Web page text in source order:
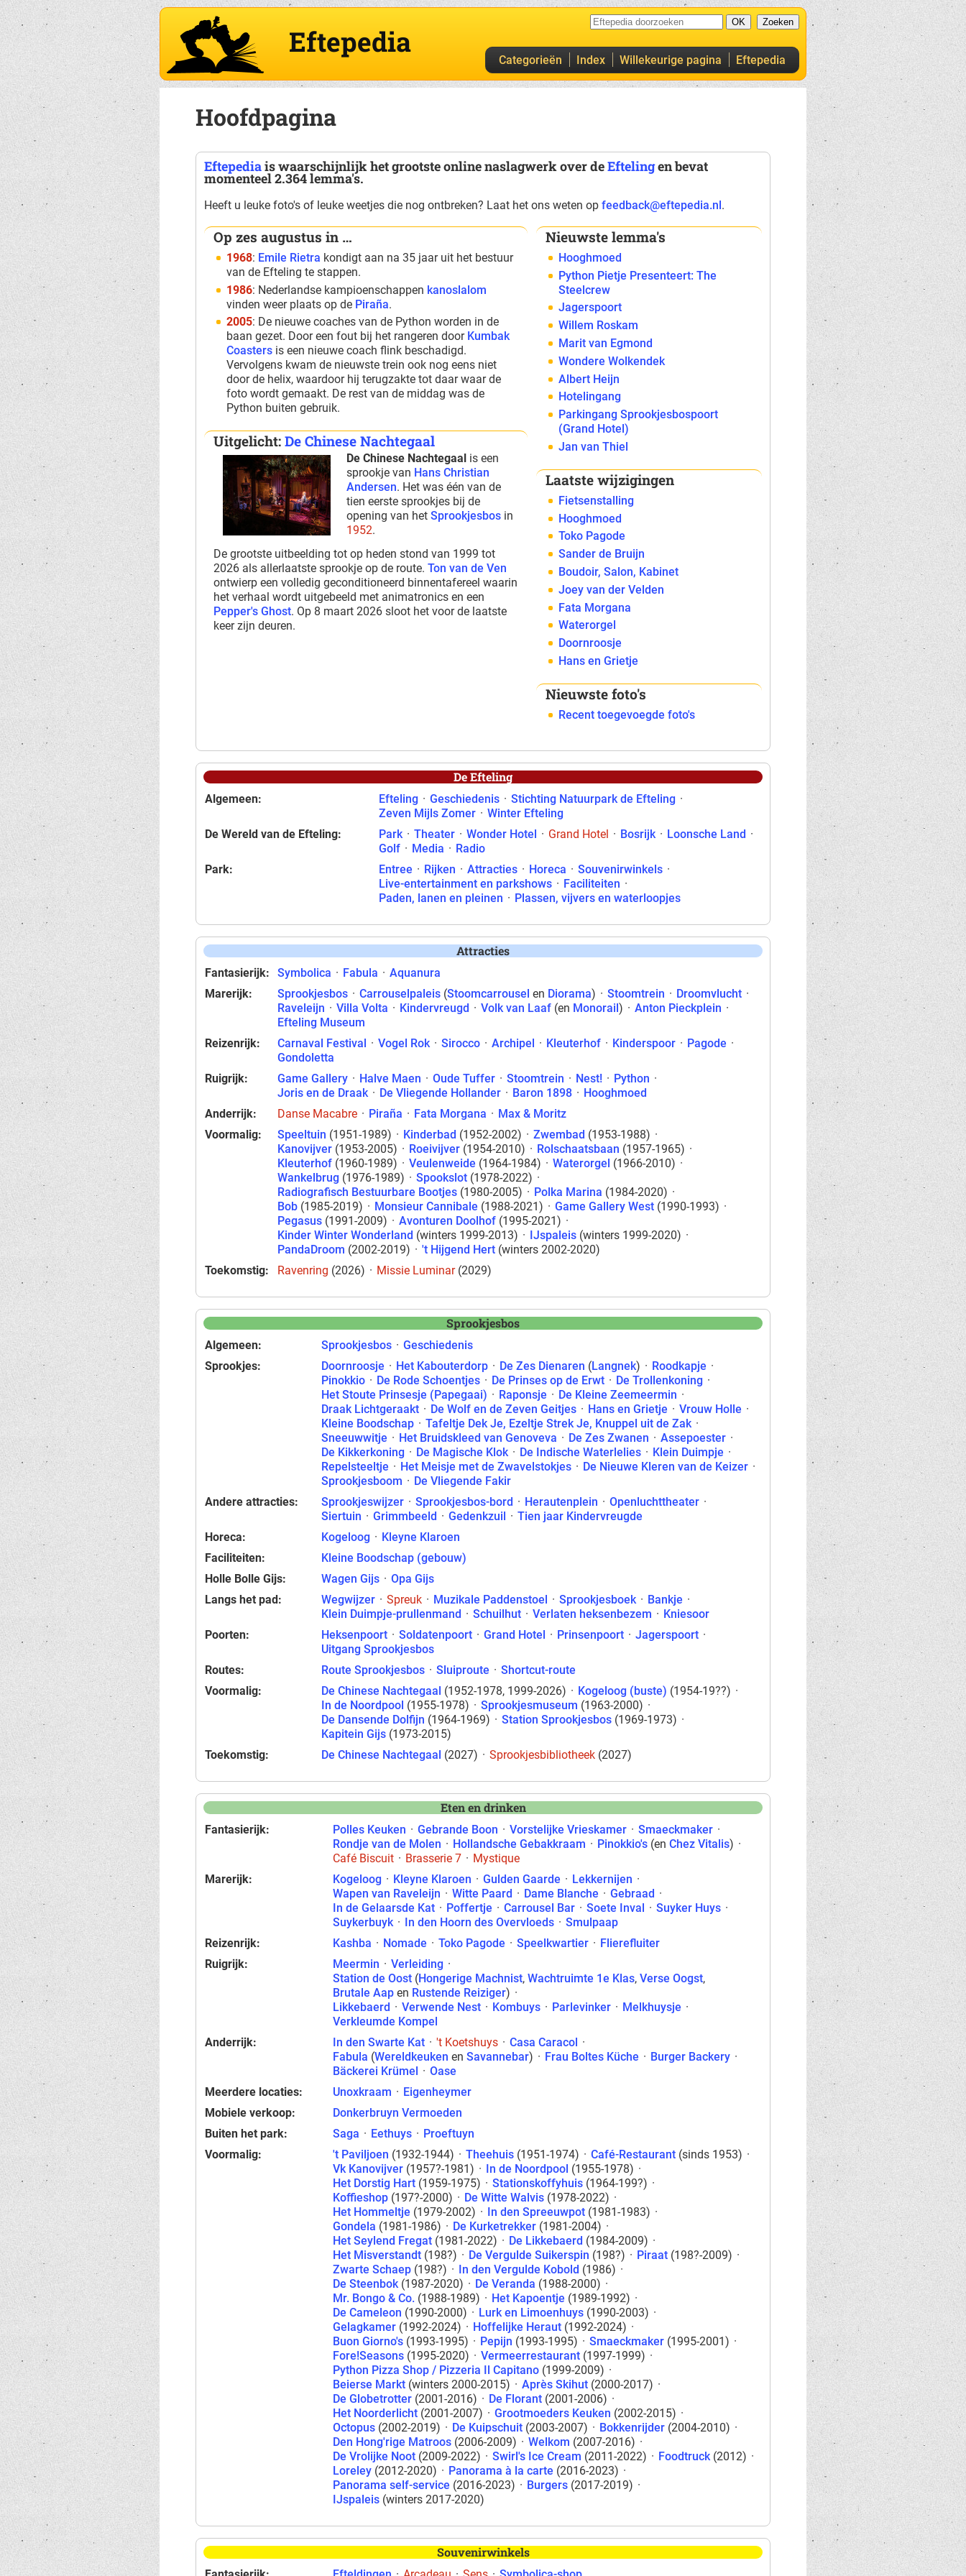
Eftepedia
Categorieën Index Willekeurige pagina Eftepedia
Hoofdpagina
Eftepediais waarschijnlijk het grootste online naslagwerk over deEftelingen bevat
momenteel 2.364 lemma's.
Heeft u leuke foto's of leuke weetjes die nog ontbreken? Laat het ons weten op feedback@eftepedia.nl.
Op zes augustus in …
1968: Emile Rietra kondigt aan na 35 jaar uit het bestuur
van de Efteling te stappen.
1986: Nederlandse kampioenschappen kanoslalom
vinden weer plaats op de Piraña.
2005: De nieuwe coaches van de Python worden in de
baan gezet. Door een fout bij het rangeren door Kumbak
Coasters is een nieuwe coach flink beschadigd.
Vervolgens kwam de nieuwste trein ook nog eens niet
door de helix, waardoor hij terugzakte tot daar waar de
foto wordt gemaakt. De rest van de middag was de
Python buiten gebruik.
Uitgelicht: De Chinese Nachtegaal
De Chinese Nachtegaal is een
sprookje van Hans Christian
Andersen. Het was één van de
tien eerste sprookjes bij de
opening van hetSprookjesbos in
1952.
De grootste uitbeelding tot op heden stond van 1999 tot
2026 als allerlaatste sprookje op de route. Ton van de Ven
ontwierp een volledig geconditioneerd binnentafereel waarin
het verhaal wordt uitgebeeld met animatronics en een
Pepper's Ghost. Op 8 maart 2026 sloot het voor de laatste
keer zijn deuren.
Nieuwste lemma's
Hooghmoed
Python Pietje Presenteert: The
Steelcrew
Jagerspoort
Willem Roskam
Marit van Egmond
Wondere Wolkendek
Albert Heijn
Hotelingang
Parkingang Sprookjesbospoort
(Grand Hotel)
Jan van Thiel
Laatste wijzigingen
Fietsenstalling
Hooghmoed
Toko Pagode
Sander de Bruijn
Boudoir, Salon, Kabinet
Joey van der Velden
Fata Morgana
Waterorgel
Doornroosje
Hans en Grietje
Nieuwste foto's
Recent toegevoegde foto's
De Efteling
Algemeen: Efteling · Geschiedenis · Stichting Natuurpark de Efteling ·
Zeven Mijls Zomer · Winter Efteling
De Wereld van de Efteling:
Park · Theater · Wonder Hotel · Grand Hotel · Bosrijk · Loonsche Land ·
Golf · Media · Radio
Park:
Entree · Rijken · Attracties · Horeca · Souvenirwinkels ·
Live-entertainment en parkshows · Faciliteiten ·
Paden, lanen en pleinen · Plassen, vijvers en waterloopjes
Attracties
Fantasierijk: Symbolica · Fabula · Aquanura
Marerijk:
Sprookjesbos · Carrouselpaleis (Stoomcarrousel en Diorama) · Stoomtrein · Droomvlucht ·
Raveleijn · Villa Volta · Kindervreugd · Volk van Laaf (en Monorail) · Anton Pieckplein ·
Efteling Museum
Reizenrijk:
Carnaval Festival · Vogel Rok · Sirocco · Archipel · Kleuterhof · Kinderspoor · Pagode ·
Gondoletta
Ruigrijk:
Game Gallery · Halve Maen · Oude Tuffer · Stoomtrein · Nest! · Python ·
Joris en de Draak · De Vliegende Hollander · Baron 1898 · Hooghmoed
Anderrijk:
Danse Macabre · Piraña · Fata Morgana · Max & Moritz
Voormalig:
Speeltuin (1951-1989) · Kinderbad (1952-2002) · Zwembad (1953-1988) ·
Kanovijver (1953-2005) · Roeivijver (1954-2010) · Rolschaatsbaan (1957-1965) ·
Kleuterhof (1960-1989) · Veulenweide (1964-1984) · Waterorgel (1966-2010) ·
Wankelbrug (1976-1989) · Spookslot (1978-2022) ·
Radiografisch Bestuurbare Bootjes (1980-2005) · Polka Marina (1984-2020) ·
Bob (1985-2019) · Monsieur Cannibale (1988-2021) · Game Gallery West (1990-1993) ·
Pegasus (1991-2009) · Avonturen Doolhof (1995-2021) ·
Kinder Winter Wonderland (winters 1999-2013) · IJspaleis (winters 1999-2020) ·
PandaDroom (2002-2019) · 't Hijgend Hert (winters 2002-2020)
Toekomstig:
Ravenring (2026) · Missie Luminar(2029)
Sprookjesbos
Algemeen: Sprookjesbos · Geschiedenis
Sprookjes:
Doornroosje · Het Kabouterdorp · De Zes Dienaren (Langnek) · Roodkapje ·
Pinokkio · De Rode Schoentjes · De Prinses op de Erwt · De Trollenkoning ·
Het Stoute Prinsesje (Papegaai) · Raponsje · De Kleine Zeemeermin ·
Draak Lichtgeraakt · De Wolf en de Zeven Geitjes · Hans en Grietje · Vrouw Holle ·
Kleine Boodschap · Tafeltje Dek Je, Ezeltje Strek Je, Knuppel uit de Zak ·
Sneeuwwitje · Het Bruidskleed van Genoveva · De Zes Zwanen · Assepoester ·
De Kikkerkoning · De Magische Klok · De Indische Waterlelies · Klein Duimpje ·
Repelsteeltje · Het Meisje met de Zwavelstokjes · De Nieuwe Kleren van de Keizer ·
Sprookjesboom · De Vliegende Fakir
Andere attracties:
Sprookjeswijzer · Sprookjesbos-bord · Herautenplein · Openluchttheater ·
Siertuin · Grimmbeeld · Gedenkzuil · Tien jaar Kindervreugde
Horeca:
Kogeloog · Kleyne Klaroen
Faciliteiten:
Kleine Boodschap (gebouw)
Holle Bolle Gijs:
Wagen Gijs · Opa Gijs
Langs het pad:
Wegwijzer · Spreuk · Muzikale Paddenstoel · Sprookjesboek · Bankje ·
Klein Duimpje-prullenmand · Schuilhut · Verlaten heksenbezem · Kniesoor
Poorten:
Heksenpoort · Soldatenpoort · Grand Hotel · Prinsenpoort · Jagerspoort ·
Uitgang Sprookjesbos
Routes:
Route Sprookjesbos · Sluiproute · Shortcut-route
Voormalig:
De Chinese Nachtegaal (1952-1978, 1999-2026) · Kogeloog (buste) (1954-19??) ·
In de Noordpool (1955-1978) · Sprookjesmuseum (1963-2000) ·
De Dansende Dolfijn (1964-1969) · Station Sprookjesbos (1969-1973) ·
Kapitein Gijs (1973-2015)
Toekomstig:
De Chinese Nachtegaal (2027) · Sprookjesbibliotheek (2027)
Eten en drinken
Fantasierijk: Polles Keuken · Gebrande Boon · Vorstelijke Vrieskamer · Smaeckmaker ·
Rondje van de Molen · Hollandsche Gebakkraam · Pinokkio's (en Chez Vitalis) ·
Café Biscuit · Brasserie 7 · Mystique
Marerijk:
Kogeloog · Kleyne Klaroen · Gulden Gaarde · Lekkernijen ·
Wapen van Raveleijn · Witte Paard · Dame Blanche · Gebraad ·
In de Gelaarsde Kat · Poffertje · Carrousel Bar · Soete Inval · Suyker Huys ·
Suykerbuyk · In den Hoorn des Overvloeds · Smulpaap
Reizenrijk:
Kashba · Nomade · Toko Pagode · Speelkwartier · Flierefluiter
Ruigrijk:
Meermin · Verleiding ·
Station de Oost (Hongerige Machnist, Wachtruimte 1e Klas, Verse Oogst,
Brutale Aap en Rustende Reiziger) ·
Likkebaerd · Verwende Nest · Kombuys · Parlevinker · Melkhuysje ·
Verkleumde Kompel
Anderrijk:
In den Swarte Kat · 't Koetshuys · Casa Caracol ·
Fabula (Wereldkeuken en Savannebar) · Frau Boltes Küche · Burger Backery ·
Bäckerei Krümel · Oase
Meerdere locaties:
Unoxkraam · Eigenheymer
Mobiele verkoop:
Donkerbruyn Vermoeden
Buiten het park:
Saga · Eethuys · Proeftuyn
Voormalig:
't Paviljoen (1932-1944) · Theehuis (1951-1974) · Café-Restaurant (sinds 1953) ·
Vk Kanovijver (1957?-1981) · In de Noordpool (1955-1978) ·
Het Dorstig Hart (1959-1975) · Stationskoffyhuis (1964-199?) ·
Koffieshop (197?-2000) · De Witte Walvis (1978-2022) ·
Het Hommeltje (1979-2002) · In den Spreeuwpot (1981-1983) ·
Gondela (1981-1986) · De Kurketrekker (1981-2004) ·
Het Seylend Fregat (1981-2022) · De Likkebaerd (1984-2009) ·
Het Misverstandt (198?) · De Vergulde Suikerspin (198?) · Piraat (198?-2009) ·
Zwarte Schaep (198?) · In den Vergulde Kobold (1986) ·
De Steenbok(1987-2020) · De Veranda (1988-2000) ·
Mr. Bongo & Co. (1988-1989) · Het Kapoentje (1989-1992) ·
De Cameleon (1990-2000) · Lurk en Limoenhuys (1990-2003) ·
Gelagkamer (1992-2024) · Hoffelijke Heraut (1992-2024) ·
Buon Giorno's (1993-1995) · Pepijn (1993-1995) · Smaeckmaker (1995-2001) ·
Fore!Seasons (1995-2020) · Vermeerrestaurant (1997-1999) ·
Python Pizza Shop / Pizzeria Il Capitano (1999-2009) ·
Beierse Markt (winters 2000-2015) · Après Skihut (2000-2017) ·
De Globetrotter (2001-2016) · De Florant (2001-2006) ·
Het Noorderlicht (2001-2007) · Grootmoeders Keuken (2002-2015) ·
Octopus (2002-2019) · De Kuipschuit (2003-2007) · Bokkenrijder (2004-2010) ·
Den Hong'rige Matroos (2006-2009) · Welkom (2007-2016) ·
De Vrolijke Noot (2009-2022) · Swirl's Ice Cream (2011-2022) · Foodtruck(2012) ·
Loreley (2012-2020) · Panorama à la carte (2016-2023) ·
Panorama self-service (2016-2023) · Burgers (2017-2019) ·
IJspaleis (winters 2017-2020)
Souvenirwinkels